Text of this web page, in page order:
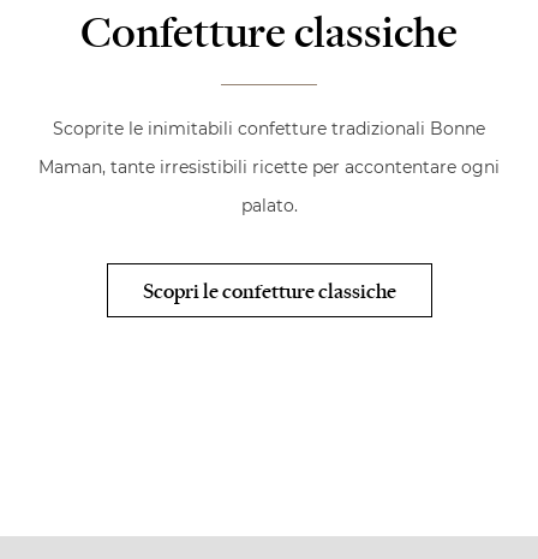
Confetture classiche
Scoprite le inimitabili confetture tradizionali Bonne
Maman, tante irresistibili ricette per accontentare ogni
palato.
Scopri le confetture classiche